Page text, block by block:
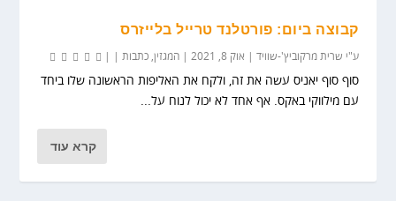
קבוצה ביום: פורטלנד טרייל בלייזרס
ע"י שרית מרקוביץ'-שוויד אוק 8, 2021 |המגזין,כתבות
סוף סוף יאניס עשה את זה, ולקח את האליפות הראשונה שלו ביחד
עם מילווקי באקס. אף אחד לא יכול לנוח על...
קרא עוד